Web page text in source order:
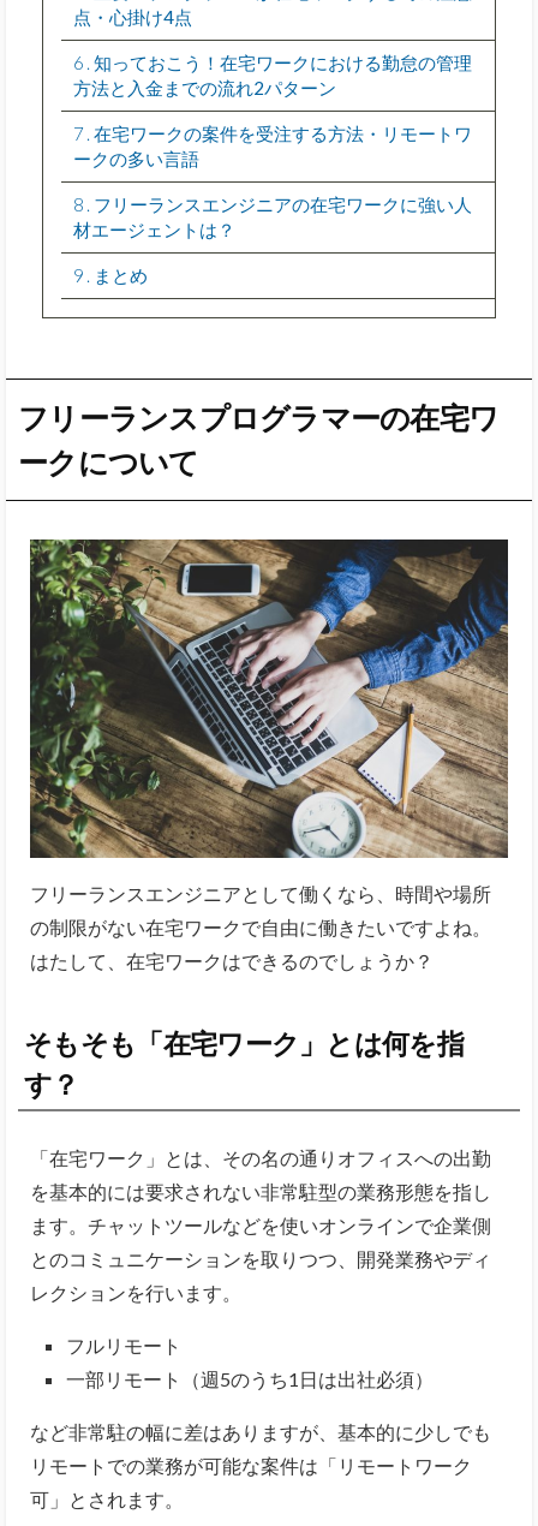
点・心掛け4点
6 知っておこう！在宅ワークにおける勤怠の管理
方法と入金までの流れ2パターン
7 在宅ワークの案件を受注する方法・リモートワ
ークの多い言語
8 フリーランスエンジニアの在宅ワークに強い人
材エージェントは？
9 まとめ
フリーランスプログラマーの在宅ワ
ークについて
フリーランスエンジニアとして働くなら、時間や場所
の制限がない在宅ワークで自由に働きたいですよね。
はたして、在宅ワークはできるのでしょうか？
そもそも「在宅ワーク」とは何を指
す？
「在宅ワーク」とは、その名の通りオフィスへの出勤
を基本的には要求されない非常駐型の業務形態を指し
ます。チャットツールなどを使いオンラインで企業側
とのコミュニケーションを取りつつ、開発業務やディ
レクションを行います。
フルリモート
一部リモート（週5のうち1日は出社必須）
など非常駐の幅に差はありますが、基本的に少しでも
リモートでの業務が可能な案件は「リモートワーク
可」とされます。